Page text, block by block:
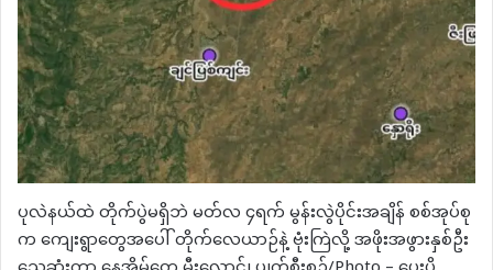
ပုလဲနယ်ထဲ တိုက်ပွဲမရှိဘဲ မတ်လ ၄ရက် မွန်းလွဲပိုင်းအချိန် စစ်အုပ်စု
က ကျေးရွာတွေအပေါ် တိုက်လေယာဉ်နဲ့ ဗုံးကြဲလို့ အဖိုးအဖွားနှစ်ဦး